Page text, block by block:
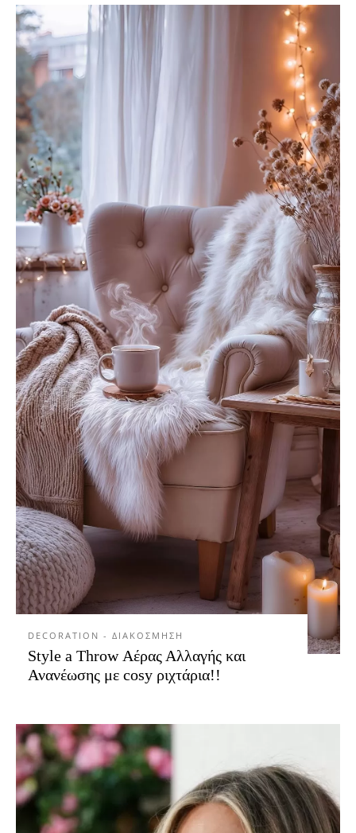
DECORATION - ΔΙΑΚΟΣΜΗΣΗ
Style a Throw Αέρας Αλλαγής και
Ανανέωσης με cosy ριχτάρια!!